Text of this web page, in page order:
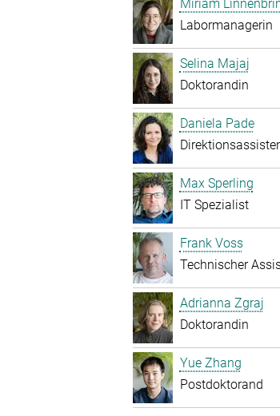
Miriam
Labormanagerin
Selina Majaj
Doktorandin
Daniela Pade
Max Sperling
IT Spezialist
Frank Voss
Technischer
Adrianna Zgraj
Doktorandin
Yue Zhang
Postdoktorand